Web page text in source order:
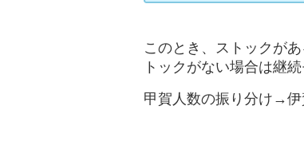
このとき、ストックが
トックがない場合は継
甲賀人数の振り分け→伊